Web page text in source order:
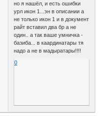
но я нашёл, и есть ошибки
урл икон 1...эн в описании а
не только икон 1 и в документ
райт вставил два бр а не
один.. а так ваше умничка -
базиба... в каардинатары тя
надо а не в мадыратары!!!!
0